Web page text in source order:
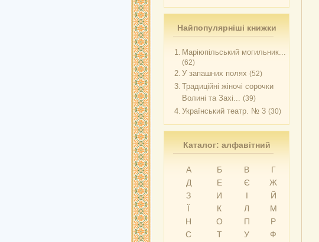
Найпопулярніші книжки
1. Маріюпільський могильник...
(62)
2. У запашних полях (52)
3. Традиційні жіночі сорочки
Волині та Захі... (39)
4. Український театр. № 3 (30)
Каталог: алфавітний
А Б В
Г
Д
Е Є
Ж
З
И І
Й
Ї
К Л
М
Н
О П
Р
С
Т У
Ф